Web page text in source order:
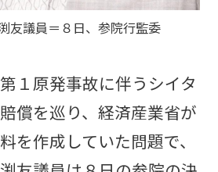
友議員＝８日、参院行監委
１原発事故に伴うシイタ
償を巡り、経済産業省が
を作成していた問題で、